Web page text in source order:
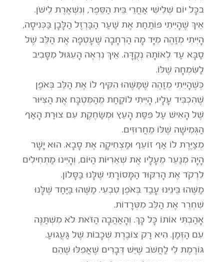
בכָּל יוֹם שְׁלִישִׁי אַחֲרֵי בֵּית הַסֵּפֶר, וְנִשְׁאֶרֶת לִישֹׁן.
אֵיךְ שֶׁהָיִיתִי פּוֹתַחַת אֶת שַׁעַר הַבַּרְזֶל הַלָּבָן בַּכְּנִיסָה,
הָיִיתִי מְזַהֶה מִיָּד מָה הַרְחָבָה שֶׁעָטְפָה אֶת הַלֵּב שֶׁל
סַבָּא עַד לְאוֹתָהּ נְקֻדָּה. אֵיךְ נִרְאֶה הָעִגּוּל מִסָּבִיב
לַשִּׂמְחָה שֶׁלּוֹ.
כְּשֶׁהָיִיתִי מְזַהֶה שֶׁמַּשֶּׁהוּ הִקִּיף לוֹ אֶת הַלֵּב בְּאֹפֶן
שֶׁהִכְבִּיד עָלָיו, הָיִיתִי לוֹקַחַת מֵהַמִּטְבָּח אֶת הַצִּיּוּר
שֶׁל הָאִישׁ עַל פִּסַּת הָעֵץ וּמְשַׂחֶקֶת עִם צוּרַת הָאַף
הַגְּמִישָׁה שֶׁלּוֹ מֵחֲרוּזִים.
מְצַיֶּרֶת לוֹ אַף זוֹעֵף וּמַצְחִיקָה אֶת סָבָא. הוּא יָשָׁר
הָיָה מְנַעֵר מֵעָלָיו אֶת שְׁאֵרִיּוֹת הַיּוֹם, וְהָיִינוּ מַתְחִילִים
לִרְקֹד אֶת הָרִקּוּד הַמָּסוֹרָתִי שֶׁלָּנוּ בַּסָּלוֹן.
מַשֶּׁהוּ בֵּינֵינוּ עָבַד בְּאֹפֶן טִבְעִי. מַשֶּׁהוּ בַּיַּחַד שֶׁלָּנוּ
שִׁחְרֵר אֶת הַלֵּב מִטְּרָדוֹת.
אָהַבְתִּי אוֹתוֹ כָּל כָּךְ. וְהָאַהֲבָה הַזֹּאת לֹא מִשְׁתַּנֶּה
עִם הַזְּמַן. הִיא רַק צוֹבֶרֶת שְׁכָבוֹת שֶׁל גַּעֲגוּעַ.
גּוֹרֶמֶת לִי לַחֲשֹׁב שֶׁיֵּשׁ דְּבָרִים שֶׁאֲפִלּוּ שֶׁהֵם